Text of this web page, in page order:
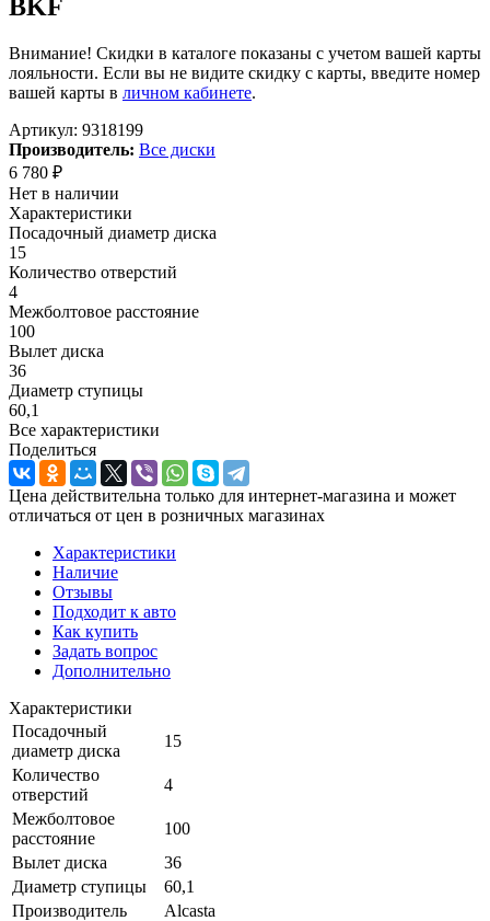
BKF
Внимание! Скидки в каталоге показаны с учетом вашей карты
лояльности. Если вы не видите скидку с карты, введите номер
вашей карты в личном кабинете.
Артикул: 9318199
Производитель: Все диски
6 780 ₽
Нет в наличии
Характеристики
Посадочный диаметр диска
15
Количество отверстий
4
Межболтовое расстояние
100
Вылет диска
36
Диаметр ступицы
60,1
Все характеристики
Поделиться
Цена действительна только для интернет-магазина и может
отличаться от цен в розничных магазинах
Характеристики
Наличие
Отзывы
Подходит к авто
Как купить
Задать вопрос
Дополнительно
Характеристики
Посадочный
диаметр диска
15
Количество
отверстий
4
Межболтовое
расстояние
100
Вылет диска
36
Диаметр ступицы
60,1
Производитель
Alcasta